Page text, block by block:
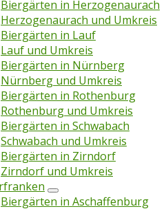
Biergärten in Herzogenaurach
Herzogenaurach und Umkreis
Biergärten in Lauf
Lauf und Umkreis
Biergärten in Nürnberg
Nürnberg und Umkreis
Biergärten in Rothenburg
Rothenburg und Umkreis
Biergärten in Schwabach
Schwabach und Umkreis
Biergärten in Zirndorf
Zirndorf und Umkreis
Biergärten in Aschaffenburg